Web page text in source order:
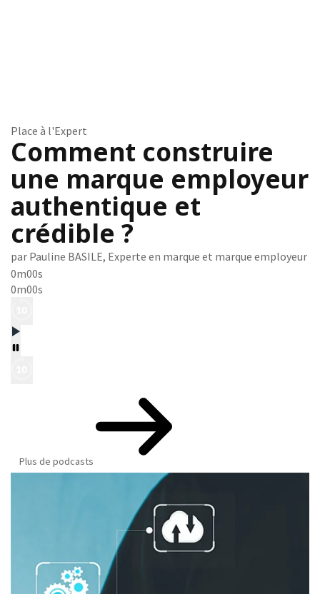
Place à l'Expert
Comment construire
une marque employeur
authentique et
crédible ?
par Pauline BASILE, Experte en marque et marque employeur
0m00s
0m00s
Plus de podcasts